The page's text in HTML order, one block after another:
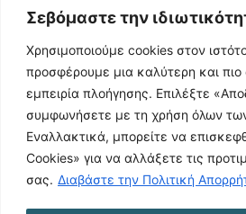
Σεβόμαστε την
Χρησιμοποιούμε cookies στον
προσφέρουμε μια καλύτερη και
εμπειρία πλοήγησης. Επιλέξτε
συμφωνήσετε με τη χρήση όλων
Εναλλακτικά, μπορείτε να
Cookies» για να αλλάξετε τις
σας. Διαβάστε την Πολιτική
Αριθμός Πιστοποίησης
ΑΚΟΛΟΥΘΗΣΕ